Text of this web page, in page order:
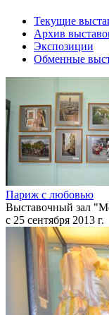
Текущие
Архив
Экспозиции
Обменные
Париж с любовью
Выставочный зал
с 25 сентября 2013 г.